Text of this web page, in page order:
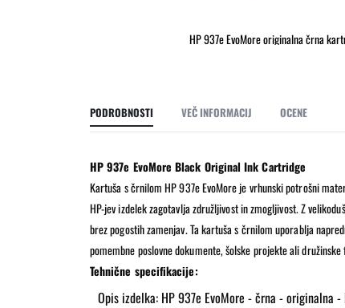
HP 937e EvoMore originalna črna
galerije
slik
PODROBNOSTI
HP 937e EvoMore Black Original Ink Cartridge
Kartuša s črnilom HP 937e EvoMore je vrhunski potrošni
HP-jev izdelek zagotavlja združljivost in zmogljivost. Z
brez pogostih zamenjav. Ta kartuša s črnilom uporablja
pomembne poslovne dokumente, šolske projekte ali
Tehnične specifikacije:
Opis izdelka: HP 937e EvoMore - črna - originalna
VEČ INFORMACIJ OCENE